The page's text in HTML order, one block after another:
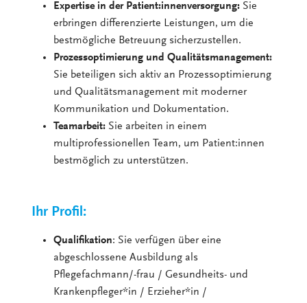
Expertise in der Patient:innenversorgung: Sie
erbringen differenzierte Leistungen, um die
bestmögliche Betreuung sicherzustellen.
Prozessoptimierung und Qualitätsmanagement:
Sie beteiligen sich aktiv an Prozessoptimierung
und Qualitätsmanagement mit moderner
Kommunikation und Dokumentation.
Teamarbeit: Sie arbeiten in einem
multiprofessionellen Team, um Patient:innen
bestmöglich zu unterstützen.
Ihr Profil:
Qualifikation: Sie verfügen über eine
abgeschlossene Ausbildung als
Pflegefachmann/-frau / Gesundheits- und
Krankenpfleger*in / Erzieher*in /